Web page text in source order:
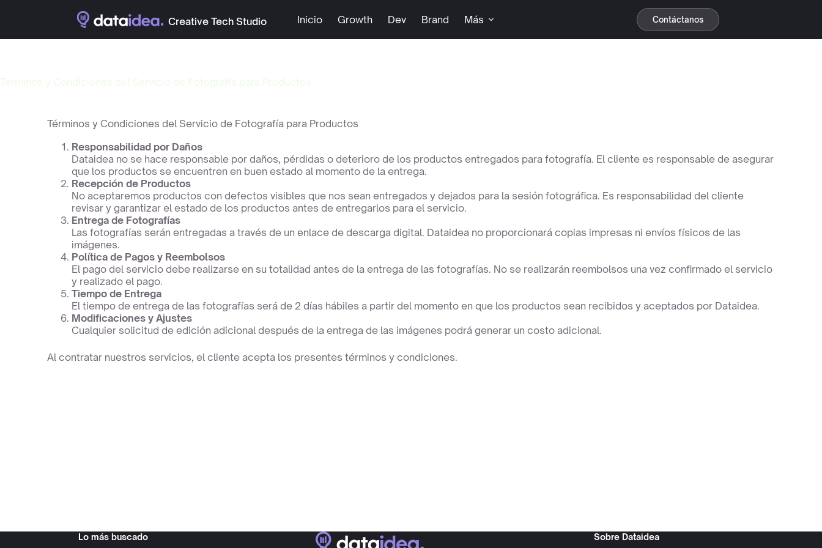
Creative Tech Studio Inicio Growth Dev Brand Más Contáctanos
Términos y Condiciones del Servicio de Fotografía para Productos
Responsabilidad por Daños
Dataidea no se hace responsable por daños, pérdidas o deterioro de los productos entregados para fotografía. El cliente es responsable de asegurar
que los productos se encuentren en buen estado al momento de la entrega.
Recepción de Productos
No aceptaremos productos con defectos visibles que nos sean entregados y dejados para la sesión fotográfica. Es responsabilidad del cliente
revisar y garantizar el estado de los productos antes de entregarlos para el servicio.
Entrega de Fotografías
Las fotografías serán entregadas a través de un enlace de descarga digital. Dataidea no proporcionará copias impresas ni envíos físicos de las
imágenes.
Política de Pagos y Reembolsos
El pago del servicio debe realizarse en su totalidad antes de la entrega de las fotografías. No se realizarán reembolsos una vez confirmado el servicio
y realizado el pago.
Tiempo de Entrega
El tiempo de entrega de las fotografías será de 2 días hábiles a partir del momento en que los productos sean recibidos y aceptados por Dataidea.
Modificaciones y Ajustes
Cualquier solicitud de edición adicional después de la entrega de las imágenes podrá generar un costo adicional.
Al contratar nuestros servicios, el cliente acepta los presentes términos y condiciones.
Lo más buscado Sobre Dataidea